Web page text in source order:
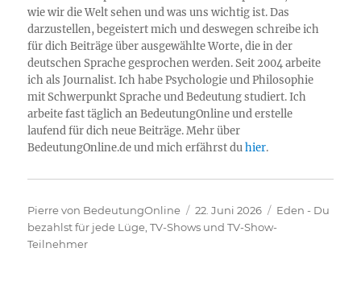
wie wir die Welt sehen und was uns wichtig ist. Das
darzustellen, begeistert mich und deswegen schreibe ich
für dich Beiträge über ausgewählte Worte, die in der
deutschen Sprache gesprochen werden. Seit 2004 arbeite
ich als Journalist. Ich habe Psychologie und Philosophie
mit Schwerpunkt Sprache und Bedeutung studiert. Ich
arbeite fast täglich an BedeutungOnline und erstelle
laufend für dich neue Beiträge. Mehr über
BedeutungOnline.de und mich erfährst duhier.
Autor
Pierre von BedeutungOnline
Veröffentlicht
am
22. Juni 2026 Kategorien
Eden - Du
bezahlst für jede Lüge ,TV-Shows und TV-Show-
Teilnehmer